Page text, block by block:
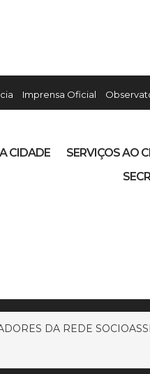
Imprensa Oficial
A CIDADE SERVIÇOS AO
DA REDE